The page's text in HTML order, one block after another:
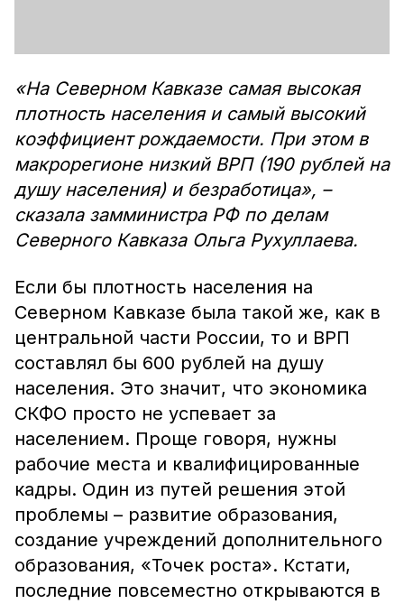
«На Северном Кавказе самая высокая
плотность населения и самый высокий
коэффициент рождаемости. При этом в
макрорегионе низкий ВРП (190 рублей на
душу населения) и безработица», –
сказала замминистра РФ по делам
Северного Кавказа Ольга Рухуллаева.
Если бы плотность населения на
Северном Кавказе была такой же, как в
центральной части России, то и ВРП
составлял бы 600 рублей на душу
населения. Это значит, что экономика
СКФО просто не успевает за
населением. Проще говоря, нужны
рабочие места и квалифицированные
кадры. Один из путей решения этой
проблемы – развитие образования,
создание учреждений дополнительного
образования, «Точек роста». Кстати,
последние повсеместно открываются в